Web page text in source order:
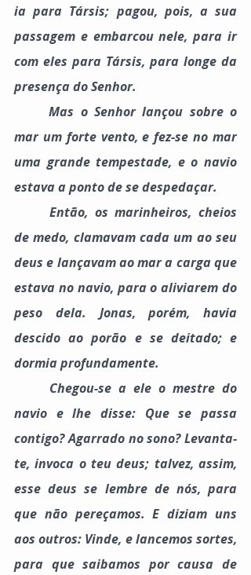
ia para Társis; pagou, pois, a sua
passagem e embarcou nele, para ir
com eles para Társis, para longe da
presença do Senhor.
	Mas o Senhor lançou sobre o
mar um forte vento, e fez-se no mar
uma grande tempestade, e o navio
estava a ponto de se despedaçar.
de medo, clamavam cada um ao seu
deus e lançavam ao mar a carga que
estava no navio, para o aliviarem do
peso dela. Jonas, porém, havia
descido ao porão e se deitado; e
dormia profundamente.
navio e lhe disse: Que se passa
contigo? Agarrado no sono? Levanta-
te, invoca o teu deus; talvez, assim,
esse deus se lembre de nós, para
que não pereçamos. E diziam uns
aos outros: Vinde, e lancemos sortes,
para que saibamos por causa de